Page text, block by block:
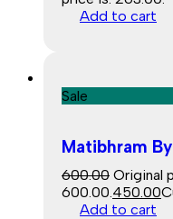
Add to cart
Sale
Matibhram
600.00 Original
₹600.00. 450.00
Add to cart